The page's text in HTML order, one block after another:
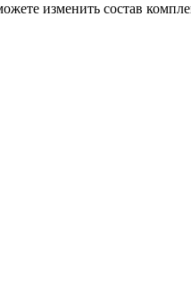
изменить состав